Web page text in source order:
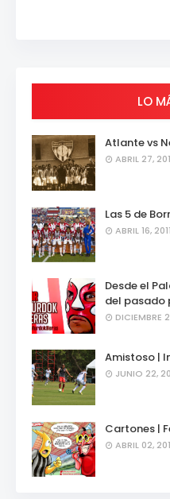
LO
Atlante vs
ABRIL 27,
Las 5 de
ABRIL 16, 2011
Desde el
del pasado
DICIEMBRE
Amistoso |
JUNIO 22,
Cartones |
ABRIL 02,